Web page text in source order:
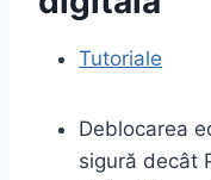
Tutoriale
Deblocarea
sigură decât